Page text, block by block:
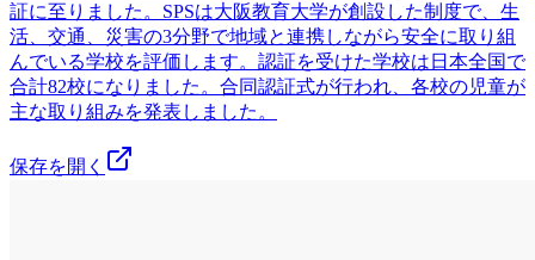
証に至りました。SPSは大阪教育大学が創設した制度で、生
活、交通、災害の3分野で地域と連携しながら安全に取り組
んでいる学校を評価します。認証を受けた学校は日本全国で
合計82校になりました。合同認証式が行われ、各校の児童が
主な取り組みを発表しました。
保存を開く